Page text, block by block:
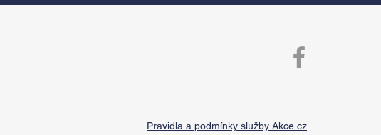
Pravidla a podmínky služby Akce.cz